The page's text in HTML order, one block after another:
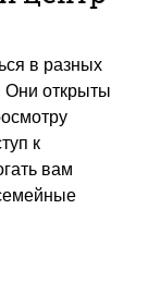
в разных
Они открыты
к
вам